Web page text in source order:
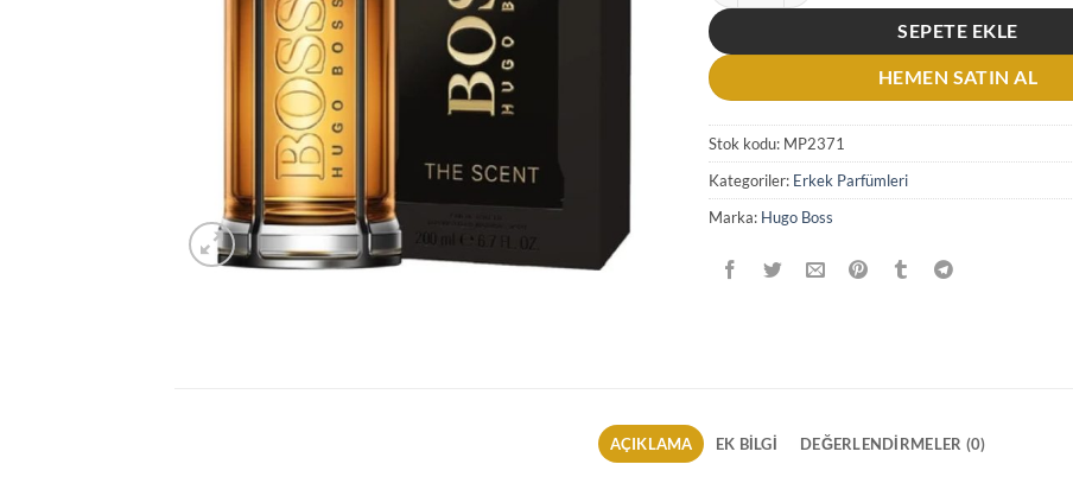
SEPETE EKLE
HEMEN SATIN AL
Stok kodu: MP2371
Kategoriler: Erkek Parfümleri
Marka: Hugo Boss
AÇIKLAMA EK BILGI DEĞERLENDIRMELER (0)